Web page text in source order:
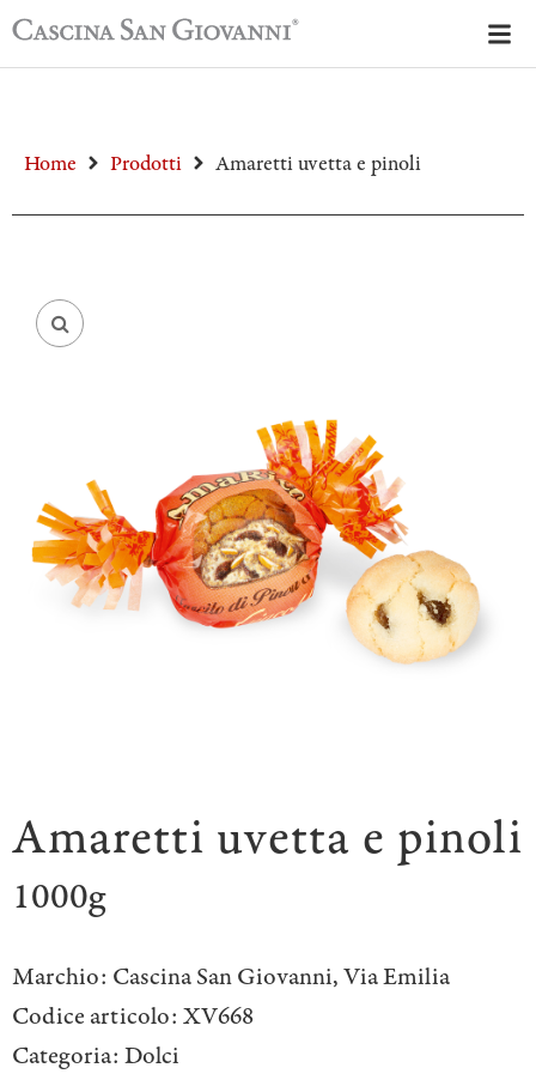
Home Prodotti Amaretti uvetta e pinoli
Amaretti uvetta e pinoli
1000g
Marchio: Cascina San Giovanni,Via Emilia
Codice articolo: XV668
Categoria: Dolci